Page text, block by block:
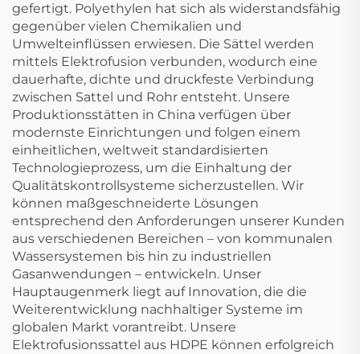
gefertigt. Polyethylen hat sich als widerstandsfähig
gegenüber vielen Chemikalien und
Umwelteinflüssen erwiesen. Die Sättel werden
mittels Elektrofusion verbunden, wodurch eine
dauerhafte, dichte und druckfeste Verbindung
zwischen Sattel und Rohr entsteht. Unsere
Produktionsstätten in China verfügen über
modernste Einrichtungen und folgen einem
einheitlichen, weltweit standardisierten
Technologieprozess, um die Einhaltung der
Qualitätskontrollsysteme sicherzustellen. Wir
können maßgeschneiderte Lösungen
entsprechend den Anforderungen unserer Kunden
aus verschiedenen Bereichen – von kommunalen
Wassersystemen bis hin zu industriellen
Gasanwendungen – entwickeln. Unser
Hauptaugenmerk liegt auf Innovation, die die
Weiterentwicklung nachhaltiger Systeme im
globalen Markt vorantreibt. Unsere
Elektrofusionssattel aus HDPE können erfolgreich